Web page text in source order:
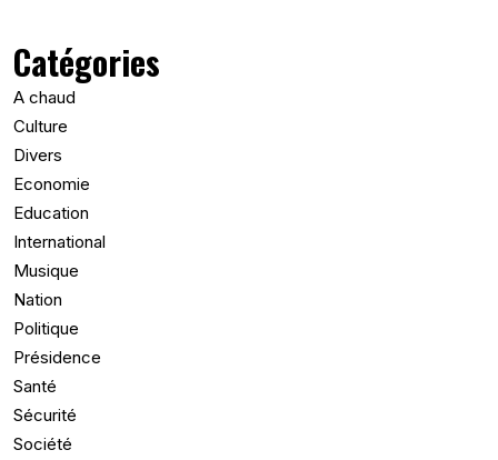
Catégories
A chaud
Culture
Divers
Economie
Education
International
Musique
Nation
Politique
Présidence
Santé
Sécurité
Société